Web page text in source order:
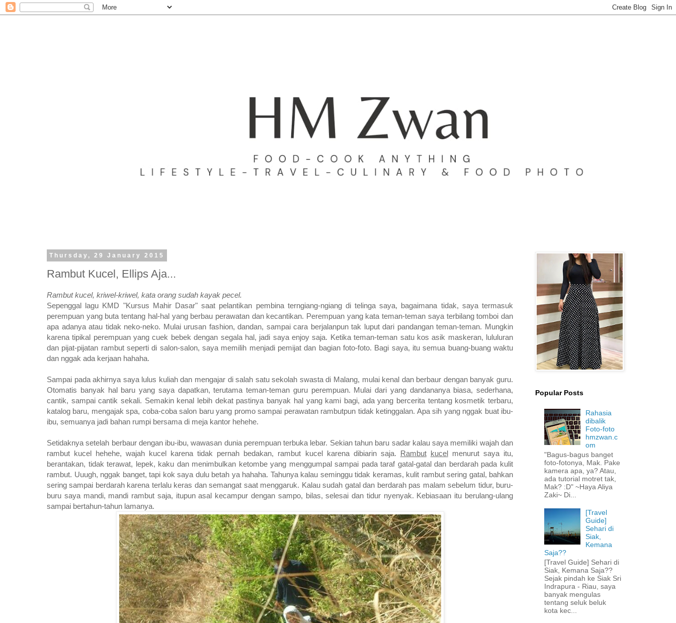
Thursday, 29 January 2015
Rambut Kucel, Ellips Aja...
Rambut kucel, kriwel-kriwel, kata orang sudah kayak pecel.
Sepenggal lagu KMD "Kursus Mahir Dasar" saat pelantikan pembina terngiang-ngiang di telinga saya, bagaimana tidak, saya termasuk
perempuan yang buta tentang hal-hal yang berbau perawatan dan kecantikan. Perempuan yang kata teman-teman saya terbilang tomboi dan
apa adanya atau tidak neko-neko. Mulai urusan fashion, dandan, sampai cara berjalanpun tak luput dari pandangan teman-teman. Mungkin
karena tipikal perempuan yang cuek bebek dengan segala hal, jadi saya enjoy saja. Ketika teman-teman satu kos asik maskeran, lululuran
dan pijat-pijatan rambut seperti di salon-salon, saya memilih menjadi pemijat dan bagian foto-foto. Bagi saya, itu semua buang-buang waktu
dan nggak ada kerjaan hahaha.
Sampai pada akhirnya saya lulus kuliah dan mengajar di salah satu sekolah swasta di Malang, mulai kenal dan berbaur dengan banyak guru.
Otomatis banyak hal baru yang saya dapatkan, terutama teman-teman guru perempuan. Mulai dari yang dandananya biasa, sederhana,
cantik, sampai cantik sekali. Semakin kenal lebih dekat pastinya banyak hal yang kami bagi, ada yang bercerita tentang kosmetik terbaru,
katalog baru, mengajak spa, coba-coba salon baru yang promo sampai perawatan rambutpun tidak ketinggalan. Apa sih yang nggak buat ibu-
ibu, semuanya jadi bahan rumpi bersama di meja kantor hehehe.
Setidaknya setelah berbaur dengan ibu-ibu, wawasan dunia perempuan terbuka lebar. Sekian tahun baru sadar kalau saya memiliki wajah dan
rambut kucel hehehe, wajah kucel karena tidak pernah bedakan, rambut kucel karena dibiarin saja. Rambut kucelmenurut saya itu,
berantakan, tidak terawat, lepek, kaku dan menimbulkan ketombe yang menggumpal sampai pada taraf gatal-gatal dan berdarah pada kulit
rambut. Uuugh, nggak banget, tapi kok saya dulu betah ya hahaha. Tahunya kalau seminggu tidak keramas, kulit rambut sering gatal, bahkan
sering sampai berdarah karena terlalu keras dan semangat saat menggaruk. Kalau sudah gatal dan berdarah pas malam sebelum tidur, buru-
buru saya mandi, mandi rambut saja, itupun asal kecampur dengan sampo, bilas, selesai dan tidur nyenyak. Kebiasaan itu berulang-ulang
sampai bertahun-tahun lamanya.
Popular Posts
Rahasia
dibalik
Foto-foto
hmzwan.c
om
"Bagus-bagus banget
foto-fotonya, Mak. Pake
kamera apa, ya? Atau,
ada tutorial motret tak,
Mak? :D" ~Haya Aliya
Zaki~ Di...
[Travel
Guide]
Sehari di
Siak,
Kemana
Saja??
[Travel Guide] Sehari di
Siak, Kemana Saja??
Sejak pindah ke Siak Sri
Indrapura - Riau, saya
banyak mengulas
tentang seluk beluk
kota kec...